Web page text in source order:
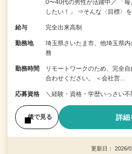
0〜40代の男性が活躍中／ 「毎
したい！」 ⇒そんな〈目標〉
給与 完全出来高制
勤務地
埼玉県さいたま市、他埼玉県
務
勤務時間
リモートワークのため、完全
合わせください。 ＜会社営…
応募資格 ＼経験・資格・学歴いっさい不
後で見る 詳細
更新日： 2026/